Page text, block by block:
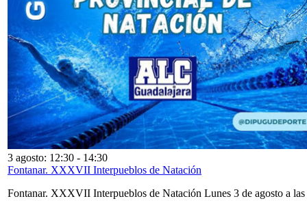
3 agosto: 12:30 - 14:30
Fontanar. XXXVII Interpueblos de Natación
Fontanar. XXXVII Interpueblos de Natación Lunes 3 de agosto a las